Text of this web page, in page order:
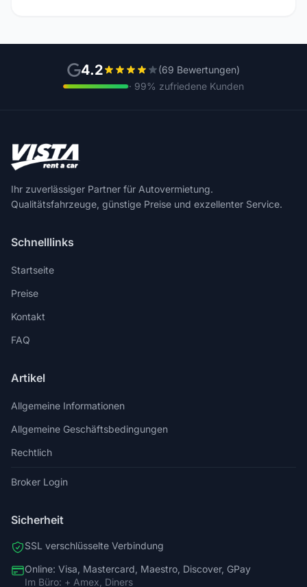
4.2
(69 Bewertungen)
· 99% zufriedene Kunden
Ihr zuverlässiger Partner für Autovermietung.
Qualitätsfahrzeuge, günstige Preise und exzellenter Service.
Schnelllinks
Startseite
Preise
Kontakt
FAQ
Artikel
Allgemeine Informationen
Allgemeine Geschäftsbedingungen
Rechtlich
Broker Login
Sicherheit
SSL verschlüsselte Verbindung
Online: Visa, Mastercard, Maestro, Discover, GPay
Im Büro: + Amex, Diners